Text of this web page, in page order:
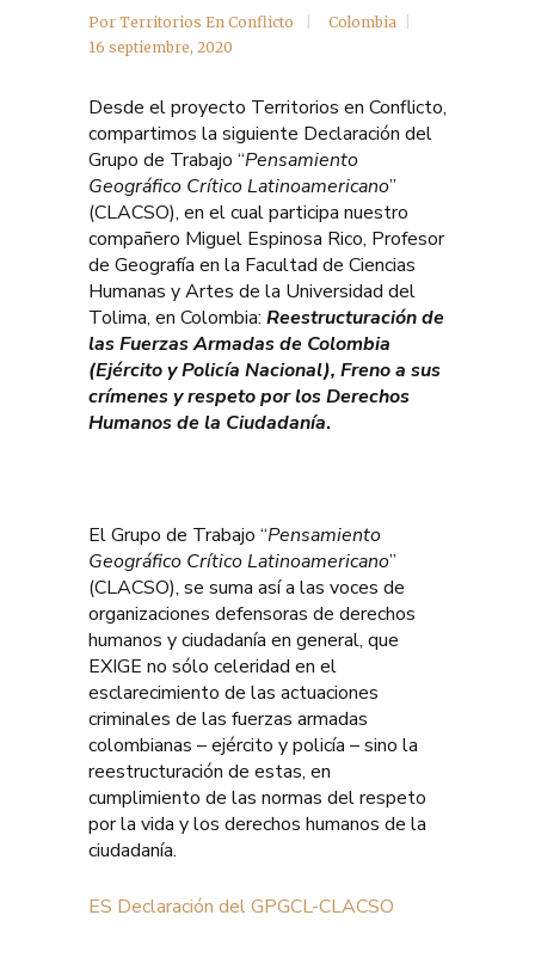
Por Territorios En Conflicto
Colombia
16 septiembre, 2020
Desde el proyecto Territorios en Conflicto,
compartimos la siguiente Declaración del
Grupo de Trabajo “Pensamiento
Geográfico Crítico Latinoamericano”
(CLACSO), en el cual participa nuestro
compañero Miguel Espinosa Rico, Profesor
de Geografía en la Facultad de Ciencias
Humanas y Artes de la Universidad del
Tolima, en Colombia: Reestructuración de
las Fuerzas Armadas de Colombia
(Ejército y Policía Nacional), Freno a sus
crímenes y respeto por los Derechos
Humanos de la Ciudadanía.
El Grupo de Trabajo “Pensamiento
Geográfico Crítico Latinoamericano”
(CLACSO), se suma así a las voces de
organizaciones defensoras de derechos
humanos y ciudadanía en general, que
EXIGE no sólo celeridad en el
esclarecimiento de las actuaciones
criminales de las fuerzas armadas
colombianas – ejército y policía – sino la
reestructuración de estas, en
cumplimiento de las normas del respeto
por la vida y los derechos humanos de la
ciudadanía.
ES Declaración del GPGCL-CLACSO